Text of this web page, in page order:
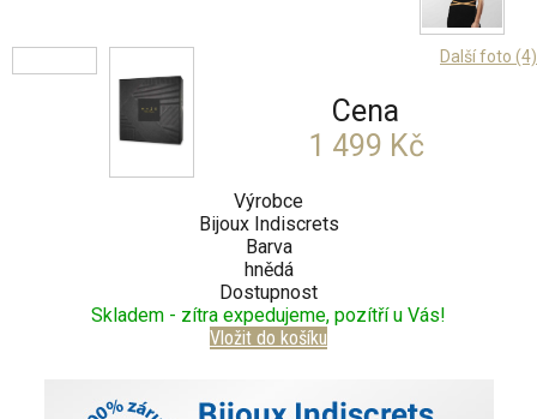
Další foto (4)
Cena
1 499 Kč
Výrobce
Bijoux Indiscrets
Barva
hnědá
Dostupnost
Skladem - zítra expedujeme, pozítří u Vás!
Vložit do košíku